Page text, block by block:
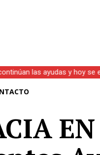
las ayudas y hoy